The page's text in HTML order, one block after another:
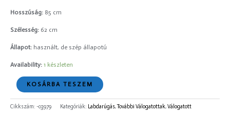
Hosszúság: 85 cm
Szélesség: 62 cm
Állapot: használt, de szép állapotú
Availability: 1 készleten
KOSÁRBA TESZEM
Cikkszám: -cg979 Kategóriák: Labdarúgás,További Válogatottak,Válogatott